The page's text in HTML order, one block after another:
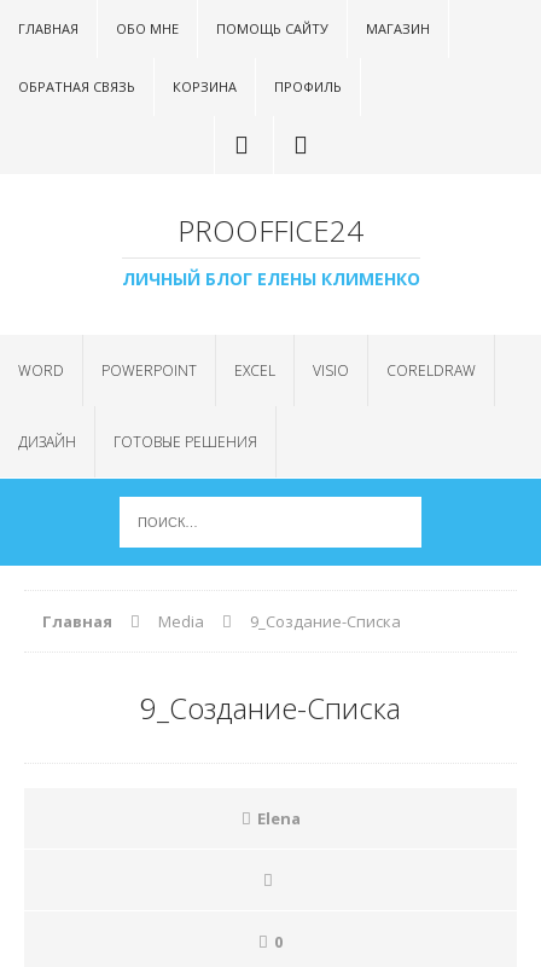
ГЛАВНАЯ ОБО МНЕ ПОМОЩЬ САЙТУ МАГАЗИН
ОБРАТНАЯ СВЯЗЬ КОРЗИНА ПРОФИЛЬ
PROOFFICE24
ЛИЧНЫЙ БЛОГ ЕЛЕНЫ КЛИМЕНКО
WORD POWERPOINT EXCEL VISIO CORELDRAW
ДИЗАЙН ГОТОВЫЕ РЕШЕНИЯ
Главная Media 9_Создание-Списка
9_Создание-Списка
Elena
0